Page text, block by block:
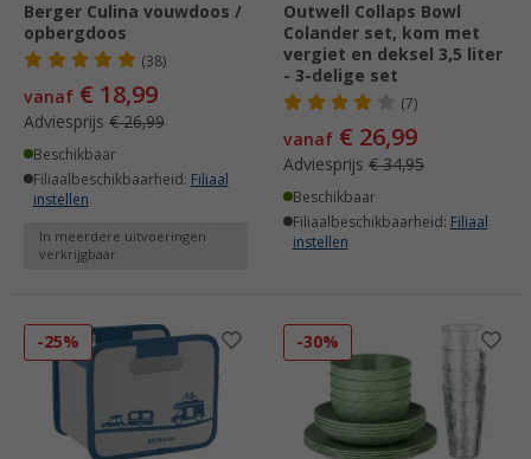
Berger Culina vouwdoos /
opbergdoos
(38)
vanaf € 18,99
Adviesprijs € 26,99
Beschikbaar
Filiaalbeschikbaarheid: Filiaal
instellen
In meerdere uitvoeringen
verkrijgbaar
Outwell Collaps Bowl
Colander set, kom met
vergiet en deksel 3,5 liter
- 3-delige set
(7)
vanaf € 26,99
Adviesprijs € 34,95
Beschikbaar
Filiaalbeschikbaarheid: Filiaal
instellen
-25% -30%